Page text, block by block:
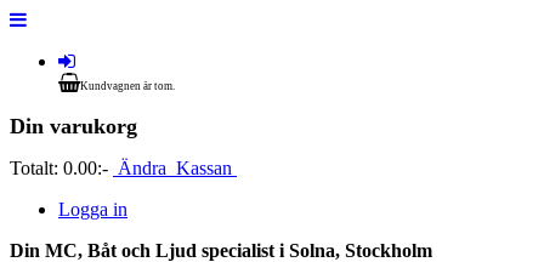
Kundvagnen är tom.
Din varukorg
Totalt: 0.00:- Ändra Kassan
Logga in
Din MC, Båt och Ljud specialist i Solna, Stockholm